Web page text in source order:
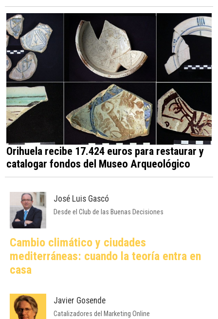
Orihuela recibe 17.424 euros para restaurar y
catalogar fondos del Museo Arqueológico
José Luis Gascó
Desde el Club de las Buenas Decisiones
Cambio climático y ciudades
mediterráneas: cuando la teoría entra en
casa
Javier Gosende
Catalizadores del Marketing Online